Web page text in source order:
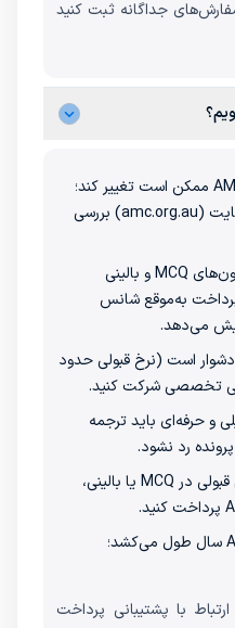
جداگانه ثبت کنید
بررسی تعرفه‌ها: هزینه‌های AMC ممکن است تغییر کند؛
همیشه نرخ‌های به‌روز را از سایت (amc.org.au) بررسی
برنامه‌ریزی تاریخ آزمون: آزمون‌های MCQ و بالینی
به‌موقع شانس
می‌دهد.
دشوار است (نرخ قبولی حدود
و حرفه‌ای باید ترجمه
رد نشود.
هزینه مجدد: در صورت عدم قبولی در MCQ یا بالینی،
مدت فرآیند: ارزیابی AMC ۱-۲ سال طول می‌کشد؛
با پشتیبانی پرداخت